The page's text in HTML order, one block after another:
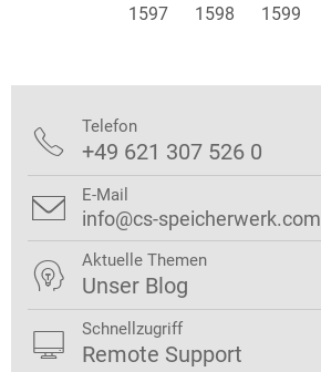
1597
1598 1599
 Telefon
+49 621 307 526 0
 E-Mail
info@cs-speicherwerk.com
 Aktuelle Themen
Unser Blog
 Schnellzugriff
Remote Support